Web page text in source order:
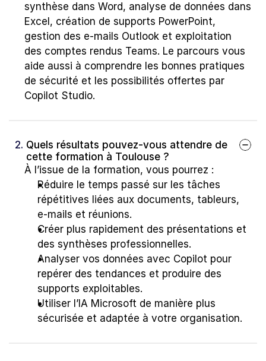
synthèse dans Word, analyse de données dans
Excel, création de supports PowerPoint,
gestion des e-mails Outlook et exploitation
des comptes rendus Teams. Le parcours vous
aide aussi à comprendre les bonnes pratiques
de sécurité et les possibilités offertes par
Copilot Studio.
2. Quels résultats pouvez-vous attendre de
cette formation à Toulouse ?
À l’issue de la formation, vous pourrez :
Réduire le temps passé sur les tâches
répétitives liées aux documents, tableurs,
e-mails et réunions.
Créer plus rapidement des présentations et
des synthèses professionnelles.
Analyser vos données avec Copilot pour
repérer des tendances et produire des
supports exploitables.
Utiliser l’IA Microsoft de manière plus
sécurisée et adaptée à votre organisation.